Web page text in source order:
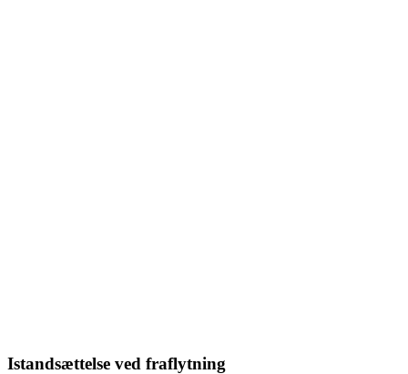
Istandsættelse ved fraflytning